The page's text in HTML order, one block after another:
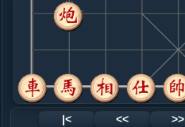
.....砲２退１
10. 兵九进一
黑+6
.....卒３进１
黑+4
黑+2
.....象５进３
黑+2
12. 相三进一
黑+51
|< << >>